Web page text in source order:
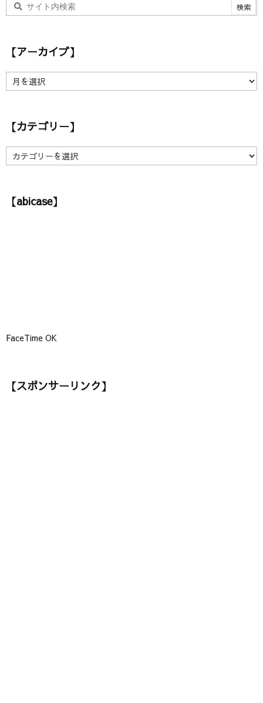
【アーカイブ】
ア
イ【カテゴリー】
【
カ
リ【abicase】
FaceTime OK
【スポンサーリンク】